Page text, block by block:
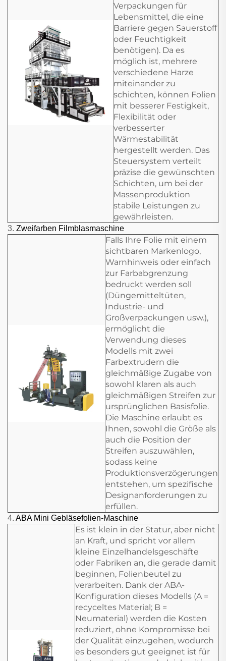
Verpackungen für
Lebensmittel, die eine
Barriere gegen Sauerstoff
oder Feuchtigkeit
benötigen). Da es
möglich ist, mehrere
verschiedene Harze
miteinander zu
schichten, können Folien
mit besserer Festigkeit,
Flexibilität oder
verbesserter
Wärmestabilität
hergestellt werden. Das
Steuersystem verteilt
präzise die gewünschten
Schichten, um bei der
Massenproduktion
stabile Leistungen zu
gewährleisten.
3. Zweifarben Filmblasmaschine
Falls Ihre Folie mit einem
sichtbaren Markenlogo,
Warnhinweis oder einfach
zur Farbabgrenzung
bedruckt werden soll
(Düngemitteltüten,
Industrie- und
Großverpackungen usw.),
ermöglicht die
Verwendung dieses
Modells mit zwei
Farbextrudern die
gleichmäßige Zugabe von
sowohl klaren als auch
gleichmäßigen Streifen zur
ursprünglichen Basisfolie.
Die Maschine erlaubt es
Ihnen, sowohl die Größe als
auch die Position der
Streifen auszuwählen,
sodass keine
Produktionsverzögerungen
entstehen, um spezifische
Designanforderungen zu
erfüllen.
4. ABA Mini Gebläsefolien-Maschine
Es ist klein in der Statur, aber nicht
an Kraft, und spricht vor allem
kleine Einzelhandelsgeschäfte
oder Fabriken an, die gerade damit
beginnen, Folienbeutel zu
verarbeiten. Dank der ABA-
Konfiguration dieses Modells (A =
recyceltes Material; B =
Neumaterial) werden die Kosten
reduziert, ohne Kompromisse bei
der Qualität einzugehen, wodurch
es besonders gut geeignet ist für